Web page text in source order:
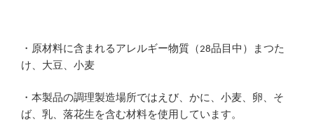
・原材料に含まれるアレルギー物質（28品目中）まつた
け、大豆、小麦
・本製品の調理製造場所ではえび、かに、小麦、卵、そ
ば、乳、落花生を含む材料を使用しています。